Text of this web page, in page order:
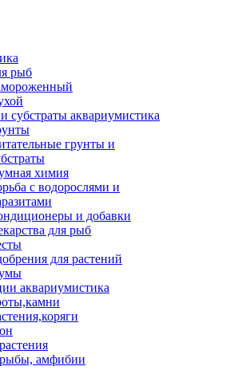
рыб
субстраты аквариумистика
грунты и
химия
с водорослями и
и добавки
для рыб
для растений
аквариумистика
амфибии